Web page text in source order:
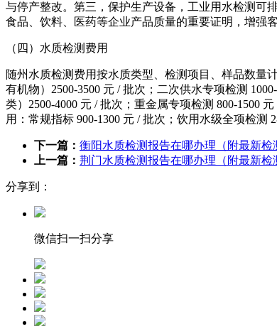
与停产整改。第三，保护生产设备，工业用水检测可
食品、饮料、医药等企业产品质量的重要证明，增强
（四）水质检测费用
随州水质检测费用按水质类型、检测项目、样品数量
有机物）2500-3500 元 / 批次；二次供水专项检测
类）2500-4000 元 / 批次；重金属专项检测 800-1500
用：常规指标 900-1300 元 / 批次；饮用水级全项检测
下一篇： 衡阳水质检测报告在哪办理（附最新检
上一篇： 荆门水质检测报告在哪办理（附最新检
分享到：
微信扫一扫分享